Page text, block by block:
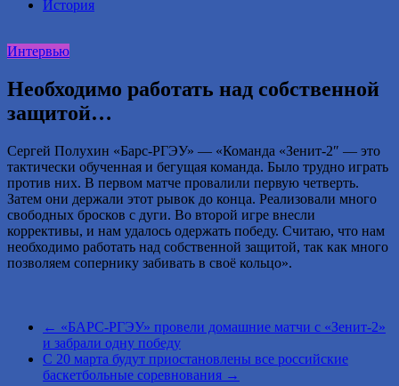
История
Интервью
Необходимо работать над собственной
защитой…
Сергей Полухин «Барс-РГЭУ» — «Команда «Зенит-2″ — это
тактически обученная и бегущая команда. Было трудно играть
против них. В первом матче провалили первую четверть.
Затем они держали этот рывок до конца. Реализовали много
свободных бросков с дуги. Во второй игре внесли
коррективы, и нам удалось одержать победу. Считаю, что нам
необходимо работать над собственной защитой, так как много
позволяем сопернику забивать в своё кольцо».
← «БАРС-РГЭУ» провели домашние матчи с «Зенит-2»
и забрали одну победу
С 20 марта будут приостановлены все российские
баскетбольные соревнования →